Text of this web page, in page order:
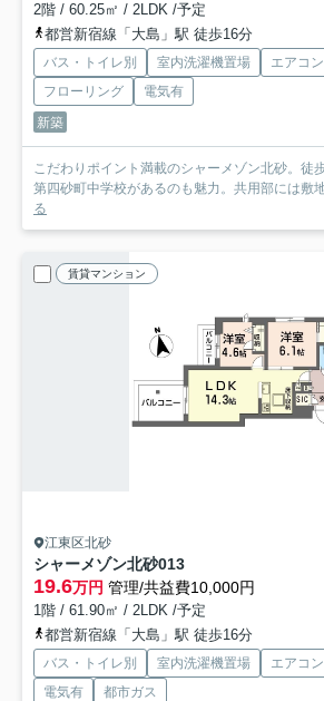
2階 / 60.25㎡ / 2LDK /予定
都営新宿線「大島」駅 徒歩16分
バス・トイレ別 室内洗濯機置場 エアコン
フローリング
電気有
新築
こだわりポイント満載のシャーメゾン北砂。徒
第四砂町中学校があるのも魅力。共用部には敷
る
賃貸マンション
江東区北砂
シャーメゾン北砂013
19.6万円 管理/共益費10,000円
1階 / 61.90㎡ / 2LDK /予定
都営新宿線「大島」駅 徒歩16分
バス・トイレ別 室内洗濯機置場 エアコン
電気有
都市ガス